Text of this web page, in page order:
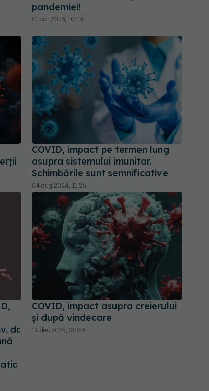
pandemiei!
01 oct 2023, 10:48
COVID, impact pe termen lung
asupra sistemului imunitar.
Schimbările sunt semnificative
04 aug 2024, 11:26
dr.
COVID, impact asupra creierului
și după vindecare
18 dec 2025, 20:59